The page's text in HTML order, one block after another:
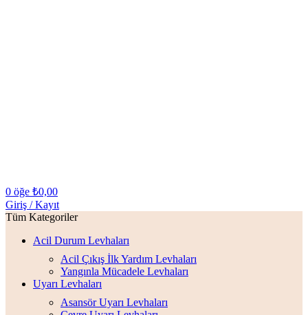
0 öğe ₺0,00
Giriş / Kayıt
Tüm Kategoriler
Acil Durum Levhaları
Acil Çıkış İlk Yardım Levhaları
Yangınla Mücadele Levhaları
Uyarı Levhaları
Asansör Uyarı Levhaları